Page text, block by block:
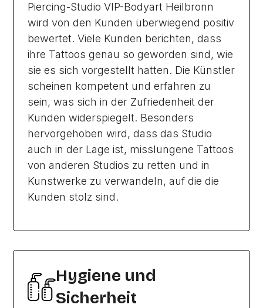
Piercing-Studio VIP-Bodyart Heilbronn
wird von den Kunden überwiegend positiv
bewertet. Viele Kunden berichten, dass
ihre Tattoos genau so geworden sind, wie
sie es sich vorgestellt hatten. Die Künstler
scheinen kompetent und erfahren zu
sein, was sich in der Zufriedenheit der
Kunden widerspiegelt. Besonders
hervorgehoben wird, dass das Studio
auch in der Lage ist, misslungene Tattoos
von anderen Studios zu retten und in
Kunstwerke zu verwandeln, auf die die
Kunden stolz sind.
Hygiene und
Sicherheit